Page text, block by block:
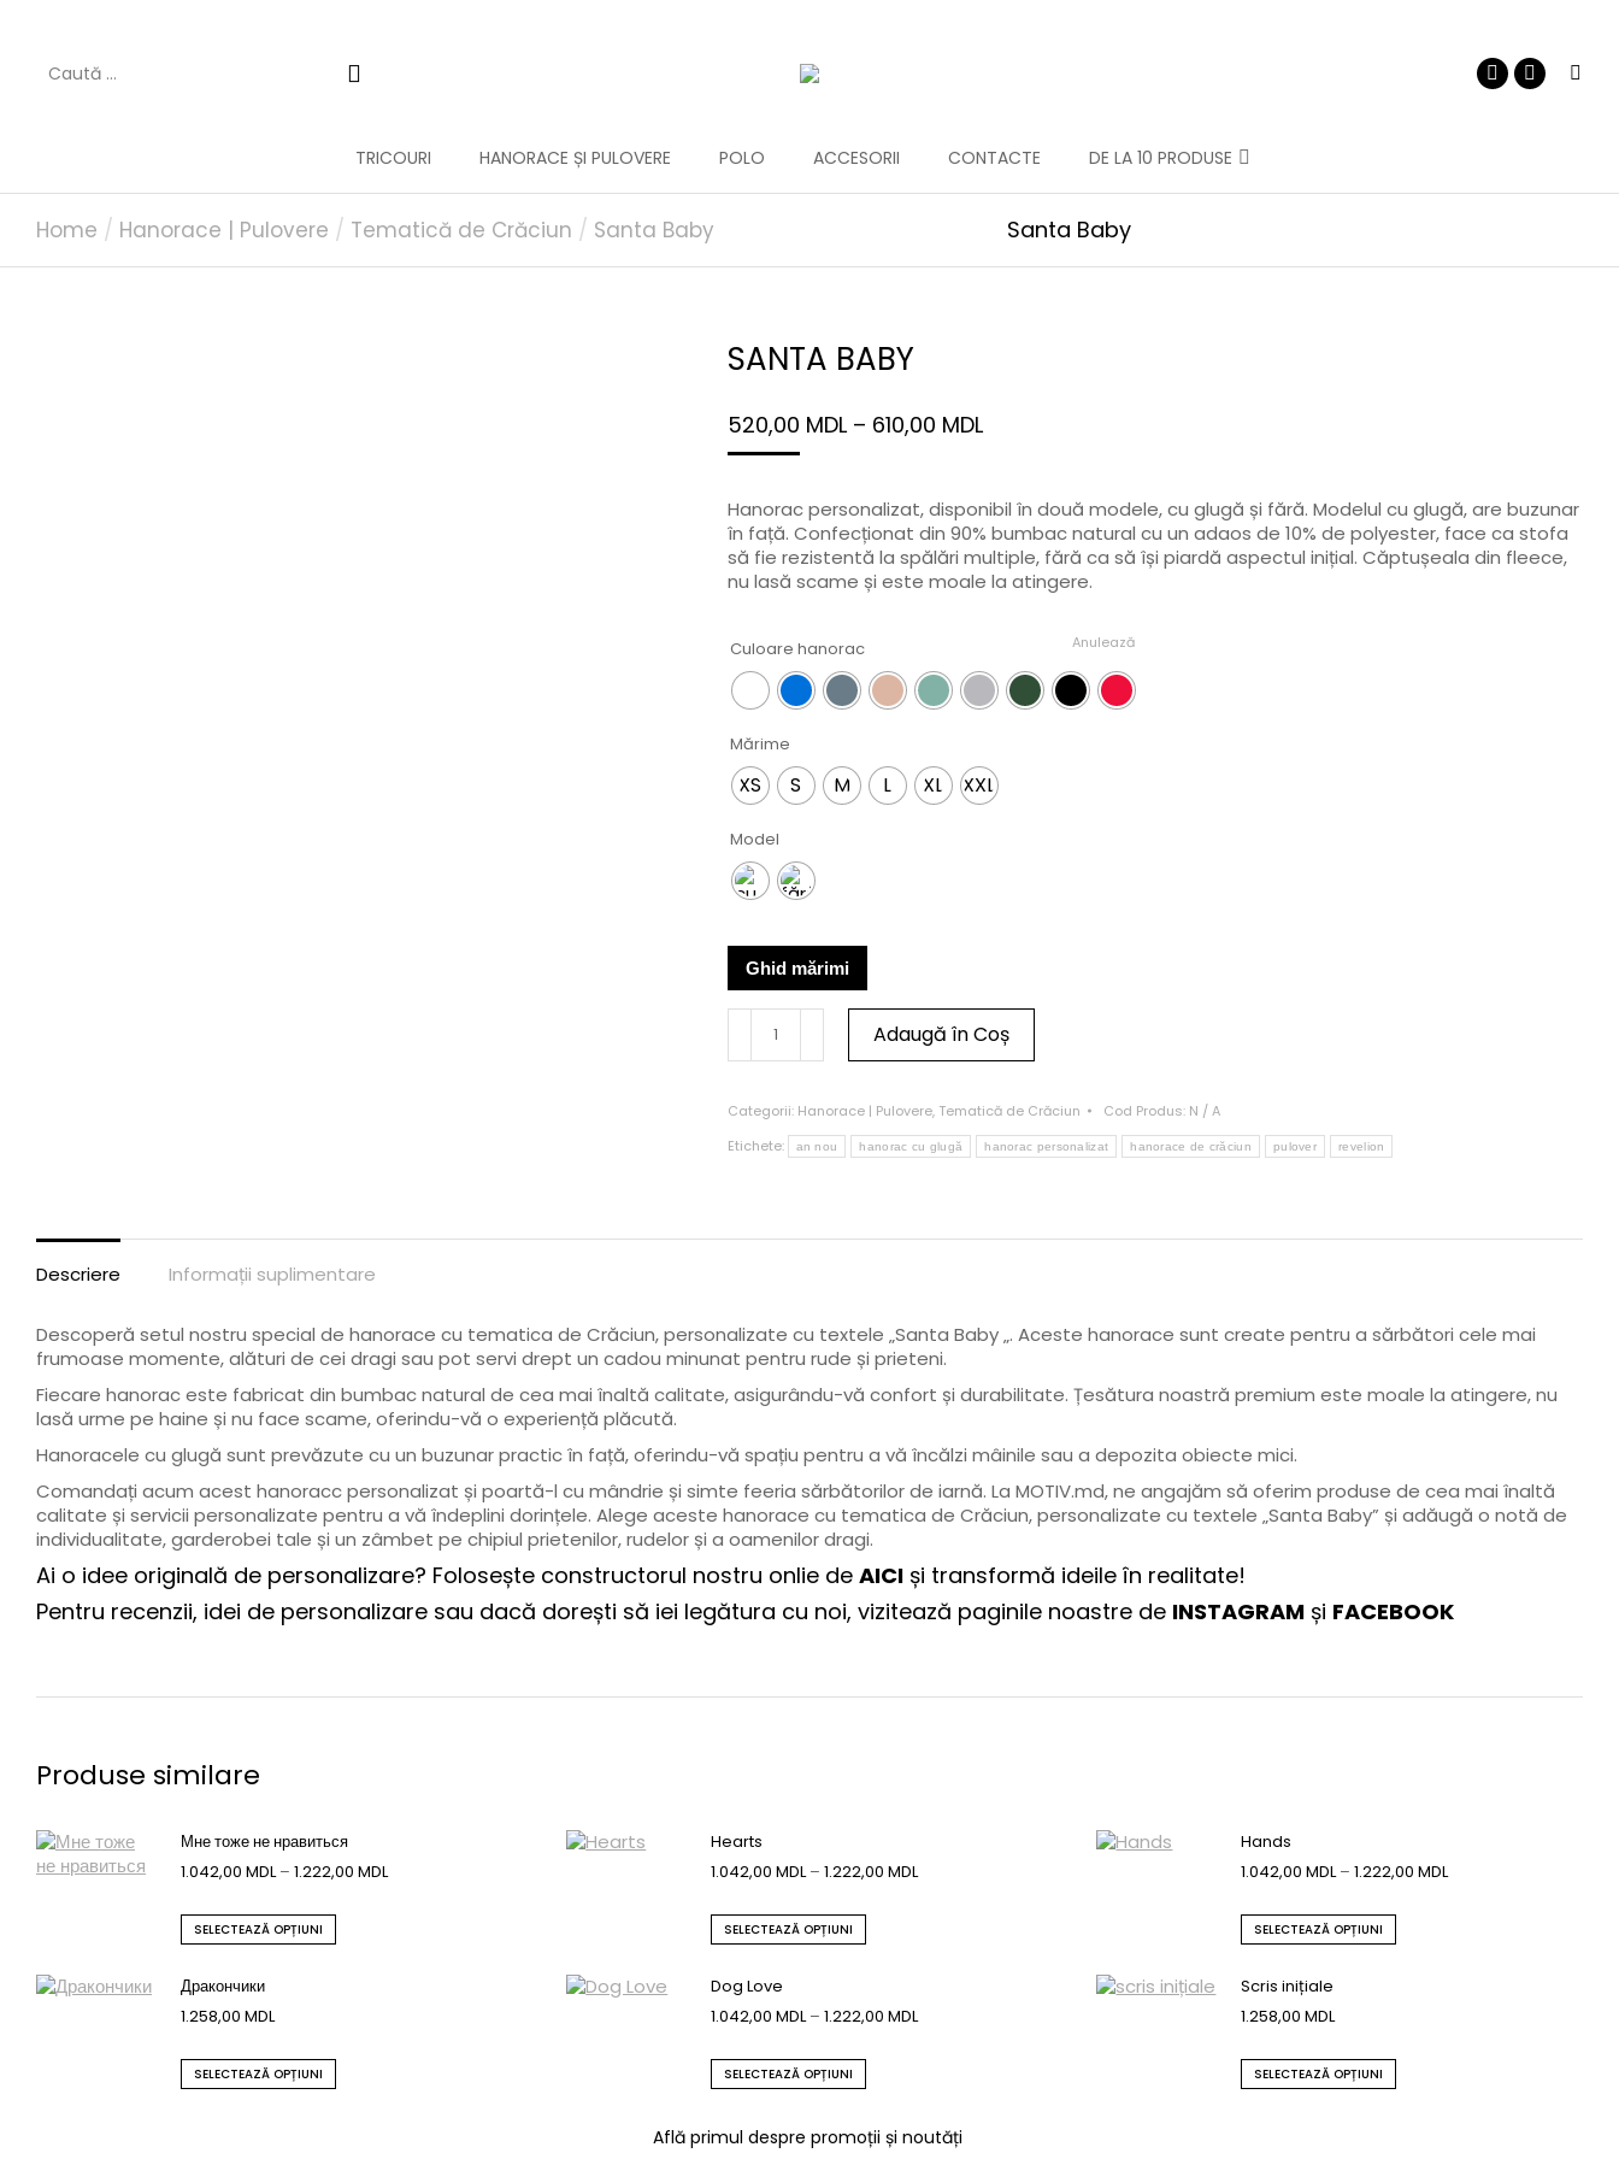
TRICOURI HANORACE ȘI PULOVERE POLO ACCESORII CONTACTE DE LA 10 PRODUSE
You are here:
Home Hanorace | Pulovere Tematică de Crăciun Santa Baby Santa Baby
SANTA BABY
520,00 MDL – 610,00 MDL
Hanorac personalizat, disponibil în două modele, cu glugă și fără. Modelul cu glugă, are buzunar
în față. Confecționat din 90% bumbac natural cu un adaos de 10% de polyester, face ca stofa
să fie rezistentă la spălări multiple, fără ca să își piardă aspectul inițial. Căptușeala din fleece,
nu lasă scame și este moale la atingere.
Culoare hanorac
Mărime
XS S M L XL XXL
Model
Anulează
Ghid mărimi
Adaugă în Coș
Categorii: Hanorace | Pulovere, Tematică de Crăciun Cod Produs: N / A
Etichete:
an nou hanorac cu glugă hanorac personalizat hanorace de crăciun pulover revelion
Descriere Informații suplimentare
Descoperă setul nostru special de hanorace cu tematica de Crăciun, personalizate cu textele „Santa Baby „. Aceste hanorace sunt create pentru a sărbători cele mai
frumoase momente, alături de cei dragi sau pot servi drept un cadou minunat pentru rude și prieteni.
Fiecare hanorac este fabricat din bumbac natural de cea mai înaltă calitate, asigurându-vă confort și durabilitate. Țesătura noastră premium este moale la atingere, nu
lasă urme pe haine și nu face scame, oferindu-vă o experiență plăcută.
Hanoracele cu glugă sunt prevăzute cu un buzunar practic în față, oferindu-vă spațiu pentru a vă încălzi mâinile sau a depozita obiecte mici.
Comandați acum acest hanoracc personalizat și poartă-l cu mândrie și simte feeria sărbătorilor de iarnă. La MOTIV.md, ne angajăm să oferim produse de cea mai înaltă
calitate și servicii personalizate pentru a vă îndeplini dorințele. Alege aceste hanorace cu tematica de Crăciun, personalizate cu textele „Santa Baby” și adăugă o notă de
individualitate, garderobei tale și un zâmbet pe chipiul prietenilor, rudelor și a oamenilor dragi.
Ai o idee originală de personalizare? Folosește constructorul nostru onlie de AICI și transformă ideile în realitate!
Pentru recenzii, idei de personalizare sau dacă dorești să iei legătura cu noi, vizitează paginile noastre de INSTAGRAM și FACEBOOK
Produse similare
Мне тоже не нравиться
1.042,00 MDL – 1.222,00 MDL
SELECTEAZĂ OPȚIUNI
Hearts
1.042,00MDL– 1.222,00MDL
SELECTEAZĂ OPȚIUNI
Hands
1.042,00MDL– 1.222,00MDL
SELECTEAZĂ OPȚIUNI
Дракончики
1.258,00 MDL
SELECTEAZĂ OPȚIUNI
Dog Love
1.042,00MDL– 1.222,00MDL
SELECTEAZĂ OPȚIUNI
Scris inițiale
1.258,00MDL
SELECTEAZĂ OPȚIUNI
Află primul despre promoții și noutăți